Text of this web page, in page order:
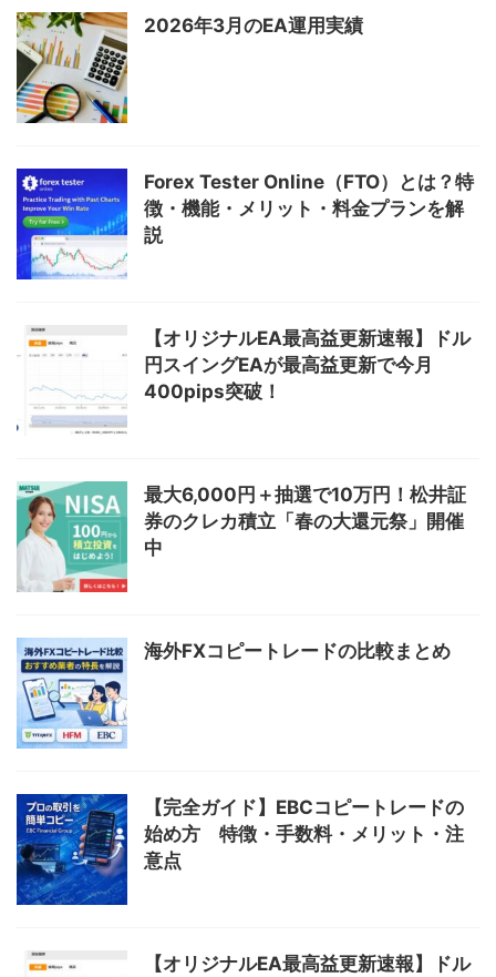
2026年3月のEA運用実績
Forex Tester Online（FTO）とは？特
徴・機能・メリット・料金プランを解
説
【オリジナルEA最高益更新速報】ドル
円スイングEAが最高益更新で今月
400pips突破！
最大6,000円＋抽選で10万円！松井証
券のクレカ積立「春の大還元祭」開催
中
海外FXコピートレードの比較まとめ
【完全ガイド】EBCコピートレードの
始め方 特徴・手数料・メリット・注
意点
【オリジナルEA最高益更新速報】ドル